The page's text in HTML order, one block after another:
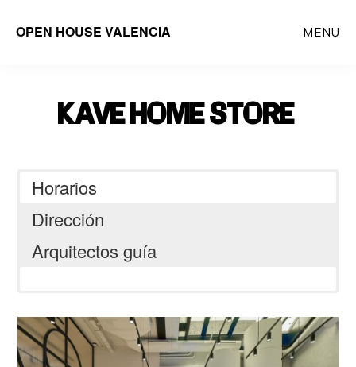
OPEN HOUSE VALENCIA MENU
KAVE HOME STORE
Horarios
Dirección
Arquitectos guía
Ensanche, 46004 Valencia, España